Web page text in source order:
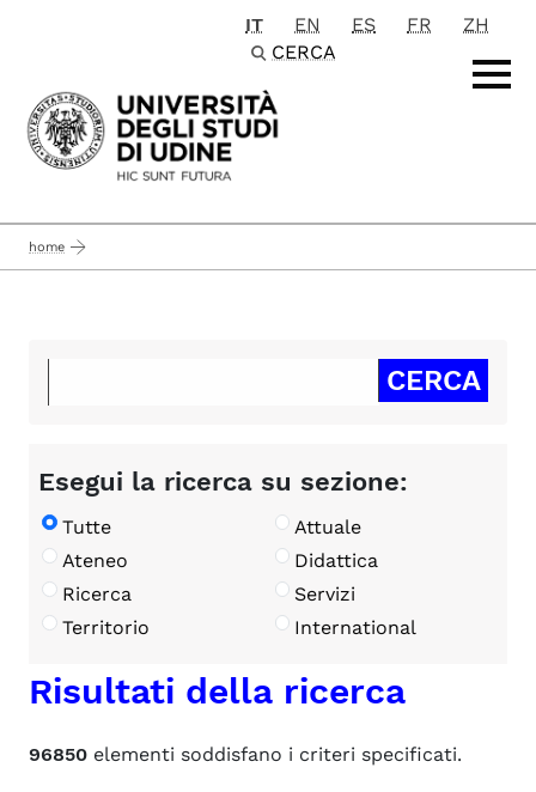
Passa al contenuto principale
IT EN ES FR
ZH
CERCA
home
Esegui la ricerca su sezione:
Tutte
Attuale
Ateneo
Didattica
Ricerca
Servizi
Territorio
International
Risultati della ricerca
96850 elementi soddisfano i criteri specificati.